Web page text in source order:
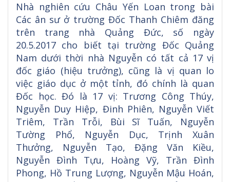
Nhà nghiên cứu Châu Yến Loan trong bài
Các ân sư ở trường Đốc Thanh Chiêm đăng
trên trang nhà Quảng Đức, số ngày
20.5.2017 cho biết tại trường Đốc Quảng
Nam dưới thời nhà Nguyễn có tất cả 17 vị
đốc giáo (hiệu trưởng), cũng là vị quan lo
việc giáo dục ở một tỉnh, đó chính là quan
Đốc học. Đó là 17 vị: Trương Công Thúy,
Nguyễn Duy Hiệp, Đinh Phiên, Nguyễn Viết
Triêm, Trần Trỗi, Bùi Sĩ Tuấn, Nguyễn
Tường Phổ, Nguyễn Dục, Trịnh Xuân
Thưởng, Nguyễn Tạo, Đặng Văn Kiều,
Nguyễn Đình Tựu, Hoàng Vỹ, Trần Đình
Phong, Hồ Trung Lượng, Nguyễn Mậu Hoán,